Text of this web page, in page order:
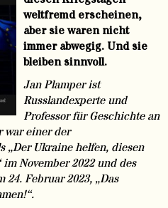
weltfremd erscheinen,
aber sie waren nicht
immer abwegig. Und sie
bleiben sinnvoll.
Jan Plamper ist
Russlandexperte und
Professor für Geschichte an
war einer der
„Der Ukraine helfen, diesen
November 2022 und des
Februar 2023, „Das